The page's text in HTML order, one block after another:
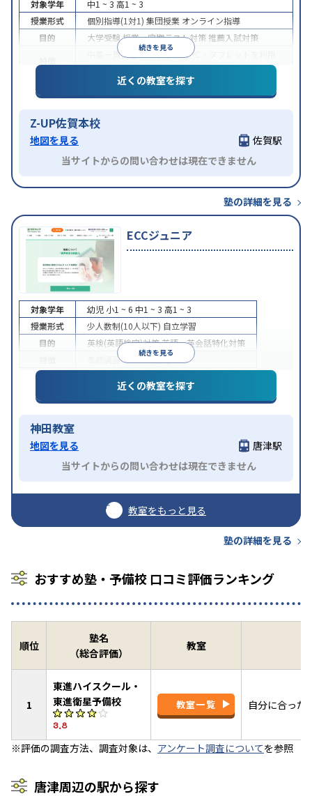
続きを見る
対象学年 中1 ~ 3 高1 ~ 3
授業形式
個別指導(1対1) 集団授業 オンライン指導
目的
大学受験授業・定期テスト対策推薦入試対策
中高一貫校生に対応学習にPC・タブレットを利用
オンライン対応
近くの教室を探す
Z-UP佐賀本校
地図を見る
佐賀駅
当サイトからの問い合わせは現在できません
塾の詳細を見る
ECCジュニア
続きを見る
対象学年 幼児 小1 ~ 6 中1 ~ 3 高1 ~ 3
授業形式
少人数制(10人以下) 自立学習
目的
英検(英語検定)対策英語・英会話特化対策
季節講習のみの受講可
近くの教室を探す
神田教室
地図を見る
唐津駅
当サイトからの問い合わせは現在できません
教室をもっと見る
塾の詳細を見る
おすすめ塾・予備校 口コミ評価ランキング
順位
塾名
（総合評価）
教室
1
東進ハイスクール・
東進衛星予備校
3.8
教室一覧 自分に合った
※評価の調査方法、調査対象は、 アンケート調査についてを参照
唐津周辺の駅から探す